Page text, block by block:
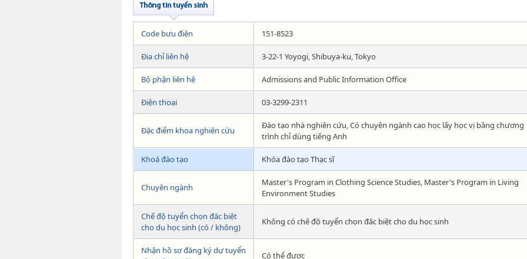
Code bưu điện 151-8523
Địa chỉ liên hệ 3-22-1 Yoyogi, Shibuya-ku, Tokyo
Bộ phận liên hệ Admissions and Public Information Office
Điện thoại 03-3299-2311
Đặc điểm khoa nghiên cứu
Đào tạo nhà nghiên cứu, Có chuyên ngành cao học lấy học vị bằng chương
trình chỉ dùng tiếng Anh
Khoá đào tạo Khóa đào tạo Thạc sĩ
Chuyên ngành
Master's Program in Clothing Science Studies, Master's Program in Living
Environment Studies
Chế độ tuyển chọn đăc biệt
cho du học sinh (có / không)
Không có chế độ tuyển chọn đăc biệt cho du học sinh
Nhận hồ sơ đăng ký dự tuyển
Có thể được